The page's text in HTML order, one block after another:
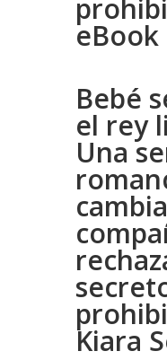
eBook
Bebé
el rey
Una
Kiara